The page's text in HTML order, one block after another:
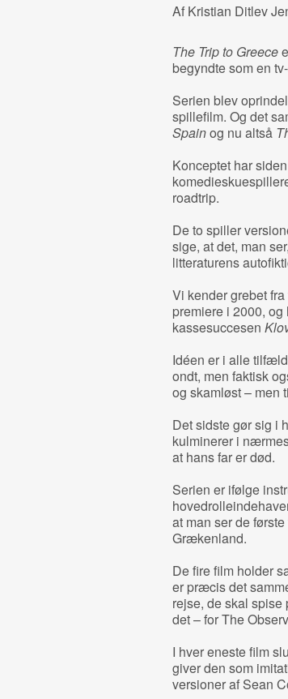
Af Kristian Ditlev
The Trip to Greece
begyndte som en
Serien blev
spillefilm. Og det
Spainog nu altså
Konceptet har
roadtrip.
De to spiller
sige, at det, man
litteraturens
Vi kender grebet
premiere i 2000,
kassesuccesen
Idéen er i alle
ondt, men faktisk
og skamløst – men
Det sidste gør sig i
kulminerer i
at hans far er død.
Serien er ifølge
at man ser de
Grækenland.
De fire film holder
er præcis det
rejse, de skal spise
det – for The
I hver eneste film
giver den som
versioner af Sean